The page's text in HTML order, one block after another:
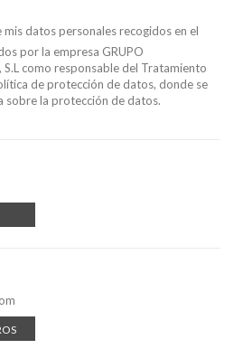
datos personales recogidos en el
por la empresa GRUPO
S.L como responsable del Tratamiento
de protección de datos, donde se
sobre la protección de datos.